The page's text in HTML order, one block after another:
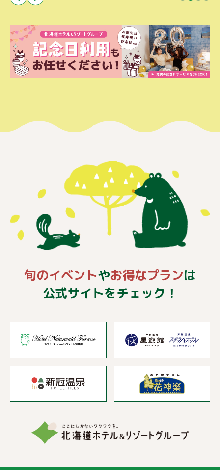
旬のイベントやお得なプランは
公式サイトをチェック！